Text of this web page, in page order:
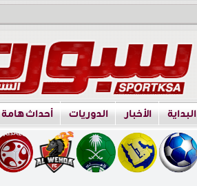
البداية الأخبار الدوريات أحداث هامة